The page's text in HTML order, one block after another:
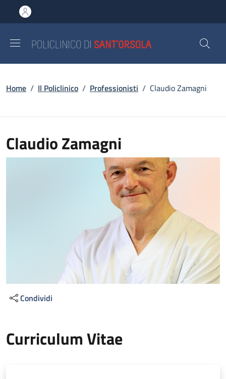
al contenuto principale
to footer content
Briciole di pane
Home / Il Policlinico / Professionisti / Claudio Zamagni
Claudio Zamagni
Condividi
Curriculum Vitae